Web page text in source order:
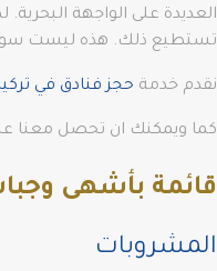
العديدة على الواجهة
تستطيع ذلك. هذه ليست سوى
نقدم خدمة حجز فنادق في تركيا
كما ويمكنك ان تحصل معنا
قائمة بأشهى
المشروبات